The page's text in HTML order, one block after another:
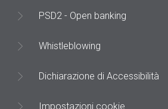
PSD2 - Open banking
Whistleblowing
Dichiarazione di Accessibilità
Impostazioni cookie